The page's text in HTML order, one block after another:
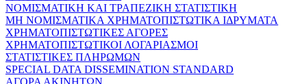
ΝΟΜΙΣΜΑΤΙΚΗ ΚΑΙ ΤΡΑΠΕΖΙΚΗ ΣΤΑΤΙΣΤΙΚΗ
ΜΗ ΝΟΜΙΣΜΑΤΙΚΑ ΧΡΗΜΑΤΟΠΙΣΤΩΤΙΚΑ ΙΔΡΥΜΑΤΑ
ΧΡΗΜΑΤΟΠΙΣΤΩΤΙΚΕΣ ΑΓΟΡΕΣ
ΧΡΗΜΑΤΟΠΙΣΤΩΤΙΚΟΙ ΛΟΓΑΡΙΑΣΜΟΙ
ΣΤΑΤΙΣΤΙΚΕΣ ΠΛΗΡΩΜΩΝ
SPECIAL DATA DISSEMINATION STANDARD
ΑΓΟΡΑ ΑΚΙΝΗΤΩΝ